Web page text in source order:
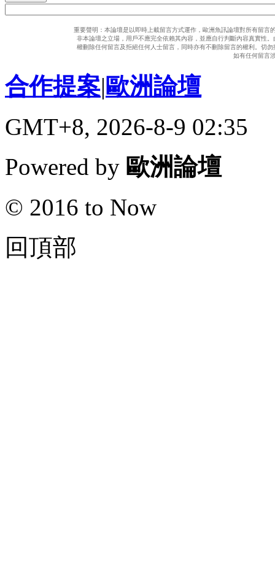
重要聲明：本論壇是以即時上載留言方式運作，歐洲魚訊論壇對所有留
非本論壇之立場，用戶不應完全依賴其內容，並應自行判斷內容真實性
權刪除任何留言及拒絕任何人士留言，同時亦有不刪除留言的權利。切
如有任何留言
合作提案|歐洲論壇
GMT+8, 2026-8-9 02:35
Powered by 歐洲論壇
© 2016 to Now
回頂部